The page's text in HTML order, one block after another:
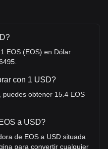
EOS (EOS) en Dólar
con 1 USD?
obtener 15.4 EOS
a USD?
de EOS a USD situada
para convertir cualquier